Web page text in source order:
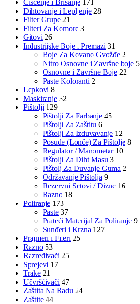
Čišćenje i Brisanje 171
Dihtovanje i Lepljenje 28
Filter Grupe 21
Filteri Za Komore 3
Gitovi 26
Industrijske Boje i Premazi 31
Boje Za Kovano Gvožđe 2
Nitro Osnovne i Završne boje 5
Osnovne i Završne Boje 22
Paste Koloranti 2
Lepkovi 8
Maskiranje 32
Pištolji 129
Pištolji Za Farbanje 45
Pištolji Za Zaštitu 6
Pištolji Za Izduvavanje 12
Posude (Lonče) Za Pištolje 8
Regulator / Manometar 10
Pištolji Za Diht Masu 3
Pištolj Za Duvanje Guma 2
Održavanje Pištolja 9
Rezervni Setovi / Dizne 16
Razno 18
Poliranje 173
Paste 37
Prateći Materijal Za Poliranje 9
Sunđeri i Krzna 127
Prajmeri i Fileri 25
Razno 53
Razređivači 25
Sprejevi 17
Trake 21
Učvršćivači 47
Zaštita Na Radu 24
Zaštite 44